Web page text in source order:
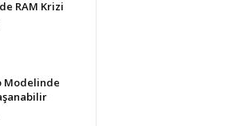
RAM Krizi
Modelinde